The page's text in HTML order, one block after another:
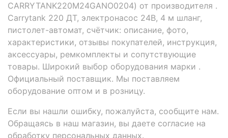
CARRYTANK220M24GANO0204) от производителя .
Carrytank 220 ДТ, электронасос 24В, 4 м шланг,
пистолет-автомат, счётчик: описание, фото,
характеристики, отзывы покупателей, инструкция,
аксессуары, ремкомплекты и сопутствующие
товары. Широкий выбор оборудования марки .
Официальный поставщик. Мы поставляем
оборудование оптом и в розницу.
Если вы нашли ошибку, пожалуйста, сообщите нам.
Обращаясь в наш магазин, вы даете согласие на
обработку персональных данных.